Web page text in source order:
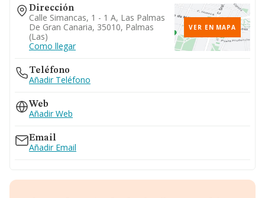
Dirección
Calle Simancas, 1 - 1 A, Las Palmas
De Gran Canaria, 35010, Palmas
(las)
Como llegar
VER EN MAPA
Teléfono
Añadir Teléfono
Web
Añadir Web
Email
Añadir Email